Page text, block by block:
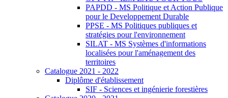
PAPDD - MS Politique et Action Publique
pour le Developpement Durable
PPSE - MS Politiques publiques et
stratégies pour l'environnement
SILAT - MS Systèmes d'informations
localisées pour l'aménagement des
territoires
Catalogue 2021 - 2022
Diplôme d'établissement
SIF - Sciences et ingénierie forestières